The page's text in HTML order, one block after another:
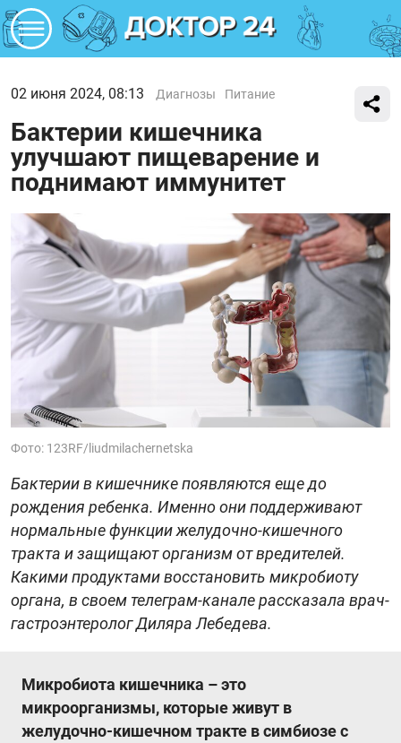
02 июня 2024, 08:13 Диагнозы Питание
Бактерии кишечника
улучшают пищеварение и
поднимают иммунитет
Фото: 123RF/liudmilachernetska
Бактерии в кишечнике появляются еще до
рождения ребенка. Именно они поддерживают
нормальные функции желудочно-кишечного
тракта и защищают организм от вредителей.
Какими продуктами восстановить микробиоту
органа, в своем телеграм-канале рассказала врач-
гастроэнтеролог Диляра Лебедева.
Микробиота кишечника – это
микроорганизмы, которые живут в
желудочно-кишечном тракте в симбиозе с